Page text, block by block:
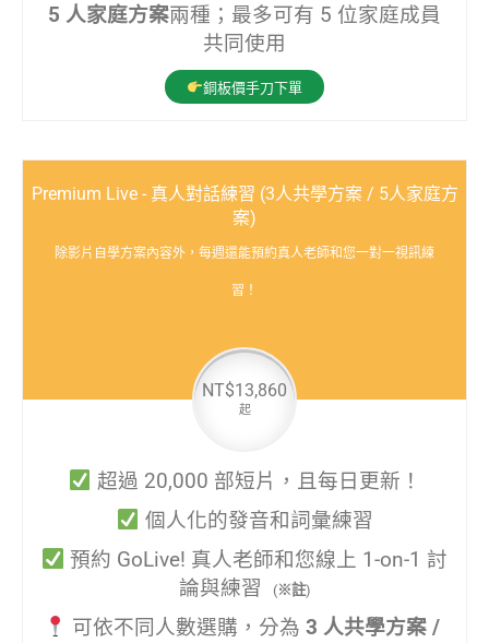
5 人家庭方案兩種；最多可有 5 位家庭成員
共同使用
銅板價手刀下單
Premium Live - 真人對話練習 (3人共學方案 / 5人家庭方
案)
除影片自學方案內容外，每週還能預約真人老師和您一對一視訊練
習！
NT$13,860
起
超過 20,000 部短片，且每日更新！
個人化的發音和詞彙練習
預約 GoLive! 真人老師和您線上 1-on-1 討
論與練習
(※註)
可依不同人數選購，分為3 人共學方案 /